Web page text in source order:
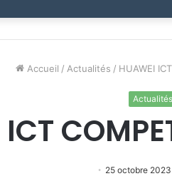
Accueil / Actualités / HUAWEI
Actualités
ICT
25 octobre 2023